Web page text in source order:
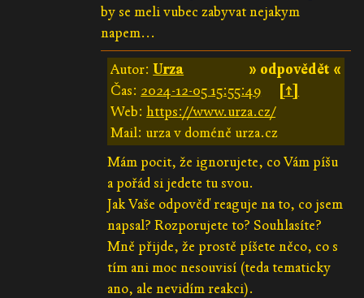
by se meli vubec zabyvat nejakym
napem...
» odpovědět «
Autor:Urza
Čas: 2024-12-05 15:55:49
[↑]
Web:https://www.urza.cz/
Mail: urza v doméně urza.cz
Mám pocit, že ignorujete, co Vám píšu
a pořád si jedete tu svou.
Jak Vaše odpověď reaguje na to, co jsem
napsal? Rozporujete to? Souhlasíte?
Mně přijde, že prostě píšete něco, co s
tím ani moc nesouvisí (teda tematicky
ano, ale nevidím reakci).